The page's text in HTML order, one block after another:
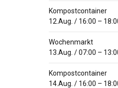
Kompostcontainer
12.Aug. / 16:00 –
Wochenmarkt
13.Aug. /07:00 –
Kompostcontainer
14.Aug. / 16:00 –